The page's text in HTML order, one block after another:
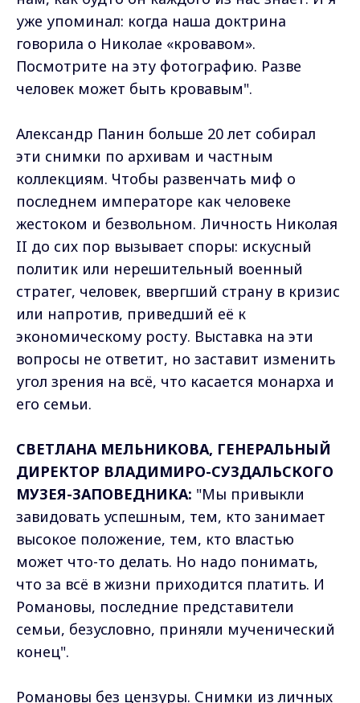
уже упоминал: когда наша доктрина
говорила о Николае «кровавом».
Посмотрите на эту фотографию. Разве
человек может быть кровавым".
Александр Панин больше 20 лет собирал
эти снимки по архивам и частным
коллекциям. Чтобы развенчать миф о
последнем императоре как человеке
жестоком и безвольном. Личность Николая
II до сих пор вызывает споры: искусный
политик или нерешительный военный
стратег, человек, ввергший страну в кризис
или напротив, приведший её к
экономическому росту. Выставка на эти
вопросы не ответит, но заставит изменить
угол зрения на всё, что касается монарха и
его семьи.
СВЕТЛАНА МЕЛЬНИКОВА, ГЕНЕРАЛЬНЫЙ
ДИРЕКТОР ВЛАДИМИРО-СУЗДАЛЬСКОГО
МУЗЕЯ-ЗАПОВЕДНИКА: "Мы привыкли
завидовать успешным, тем, кто занимает
высокое положение, тем, кто властью
может что-то делать. Но надо понимать,
что за всё в жизни приходится платить. И
Романовы, последние представители
семьи, безусловно, приняли мученический
конец".
Романовы без цензуры. Снимки из личных